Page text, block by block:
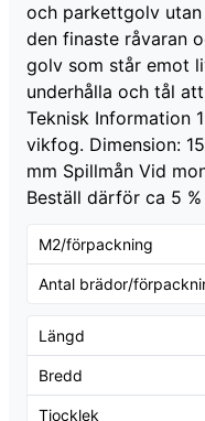
och parkettgolv
den finaste råvaran
golv som står emot
underhålla och tål
Teknisk Information
vikfog. Dimension:
mm Spillmån Vid
Beställ därför ca 5
M2/förpackning
Antal brädor/
Längd
Bredd
Tjocklek